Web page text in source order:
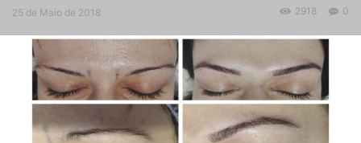
25 de Maio de 2018 0
2918